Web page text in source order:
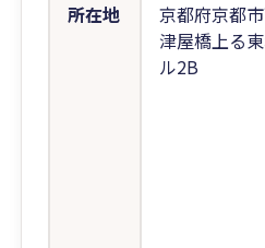
所在地
京都府京都
津屋橋上る
ル2B